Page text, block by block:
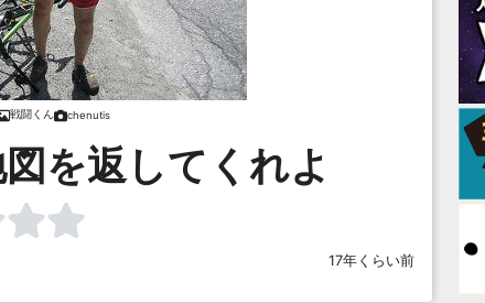
戦闘くん chenutis
を返してくれよ
17年くらい前